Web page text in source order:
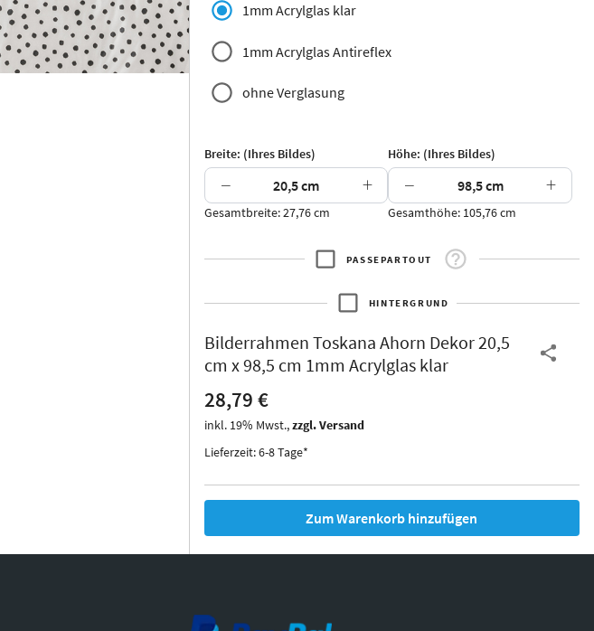
Jersey Dauphine
Arran Luzern Andros Attika
Thurgau
Thurgau
*Canvas*
Burgund
Kunststoff
Ohio
1mm Acrylglas klar
1mm Acrylglas Antireflex
ohne Verglasung
Breite: (Ihres Bildes)
− +
Gesamtbreite: 27,76 cm
Höhe: (Ihres Bildes)
− +
Gesamthöhe: 105,76 cm
PASSEPARTOUT
HINTERGRUND
Bilderrahmen Toskana Ahorn Dekor 20,5
cm x 98,5 cm 1mm Acrylglas klar
28,79 €
inkl. 19% Mwst.,zzgl. Versand
Lieferzeit: 6-8 Tage*
Zum Warenkorb hinzufügen